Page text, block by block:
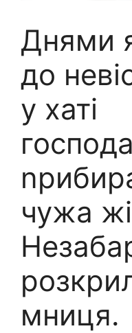
Днями
до
у хаті
чужа
мниця.